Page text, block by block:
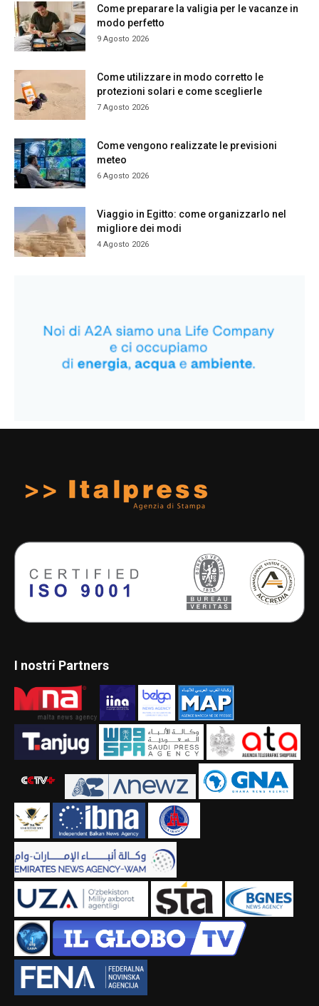
Come preparare la valigia per le vacanze in
modo perfetto
9 Agosto 2026
Come utilizzare in modo corretto le
protezioni solari e come sceglierle
7 Agosto 2026
Come vengono realizzate le previsioni
meteo
6 Agosto 2026
Viaggio in Egitto: come organizzarlo nel
migliore dei modi
4 Agosto 2026
I nostri Partners